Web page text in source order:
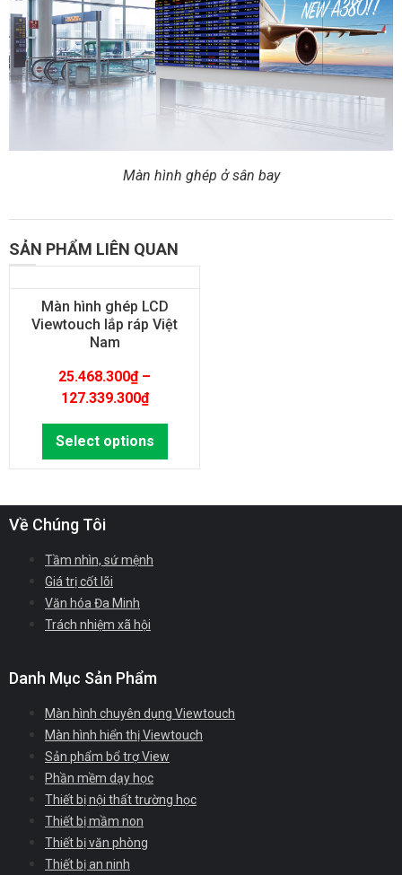
Màn hình ghép ở sân bay
SẢN PHẨM LIÊN QUAN
Màn hình ghép LCD
Viewtouch lắp ráp Việt
Nam
25.468.300₫–
127.339.300₫
Select options
Về Chúng Tôi
Tầm nhìn, sứ mệnh
Giá trị cốt lõi
Văn hóa Đa Minh
Trách nhiệm xã hội
Danh Mục Sản Phẩm
Màn hình chuyên dụng Viewtouch
Màn hình hiển thị Viewtouch
Sản phẩm bổ trợ View
Phần mềm dạy học
Thiết bị nội thất trường học
Thiết bị mầm non
Thiết bị văn phòng
Thiết bị an ninh